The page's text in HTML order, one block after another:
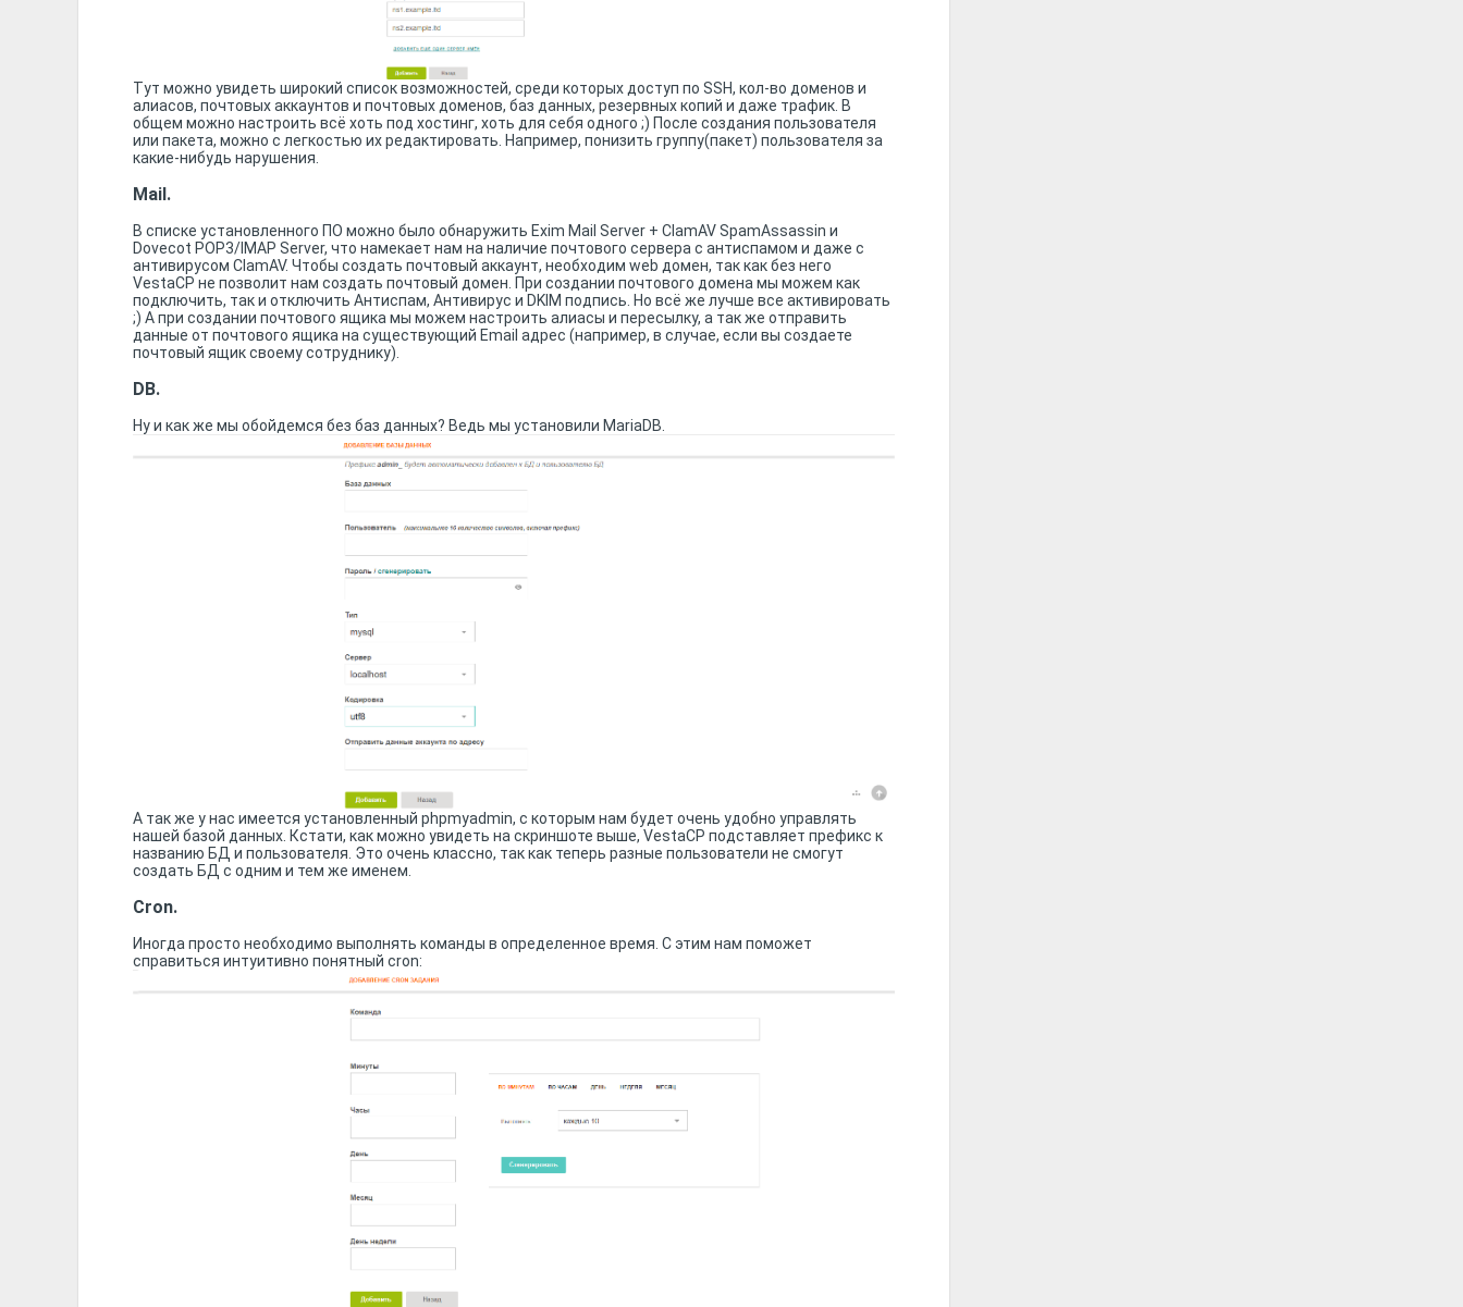
Тут можно увидеть широкий список возможностей, среди которых доступ по SSH, кол-во доменов и
алиасов, почтовых аккаунтов и почтовых доменов, баз данных, резервных копий и даже трафик. В
общем можно настроить всё хоть под хостинг, хоть для себя одного ;) После создания пользователя
или пакета, можно с легкостью их редактировать. Например, понизить группу(пакет) пользователя за
какие-нибудь нарушения.
Mail.
В списке установленного ПО можно было обнаружить Exim Mail Server + ClamAV SpamAssassin и
Dovecot POP3/IMAP Server, что намекает нам на наличие почтового сервера с антиспамом и даже с
антивирусом ClamAV. Чтобы создать почтовый аккаунт, необходим web домен, так как без него
VestaCP не позволит нам создать почтовый домен. При создании почтового домена мы можем как
подключить, так и отключить Антиспам, Антивирус и DKIM подпись. Но всё же лучше все активировать
;) А при создании почтового ящика мы можем настроить алиасы и пересылку, а так же отправить
данные от почтового ящика на существующий Email адрес (например, в случае, если вы создаете
почтовый ящик своему сотруднику).
DB.
Ну и как же мы обойдемся без баз данных? Ведь мы установили MariaDB.
А так же у нас имеется установленный phpmyadmin, с которым нам будет очень удобно управлять
нашей базой данных. Кстати, как можно увидеть на скриншоте выше, VestaCP подставляет префикс к
названию БД и пользователя. Это очень классно, так как теперь разные пользователи не смогут
создать БД с одним и тем же именем.
Cron.
Иногда просто необходимо выполнять команды в определенное время. С этим нам поможет
справиться интуитивно понятный cron: